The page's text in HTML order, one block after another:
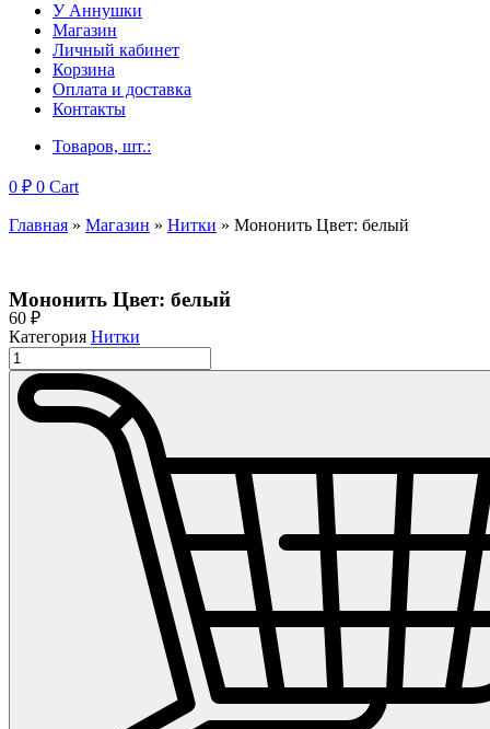
У Аннушки
Магазин
Личный кабинет
Корзина
Оплата и доставка
Контакты
Товаров, шт.:
0 ₽ 0 Cart
Главная » Магазин » Нитки » Мононить Цвет: белый
Мононить Цвет: белый
60 ₽
Категория Нитки
Количество
товара
Мононить
Цвет: